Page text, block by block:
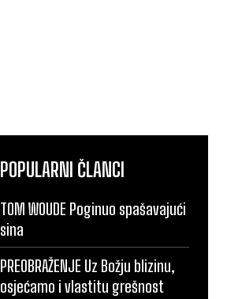
POPULARNI ČLANCI
TOM WOUDE Poginuo spašavajući
sina
PREOBRAŽENJE Uz Božju blizinu,
osjećamo i vlastitu grešnost